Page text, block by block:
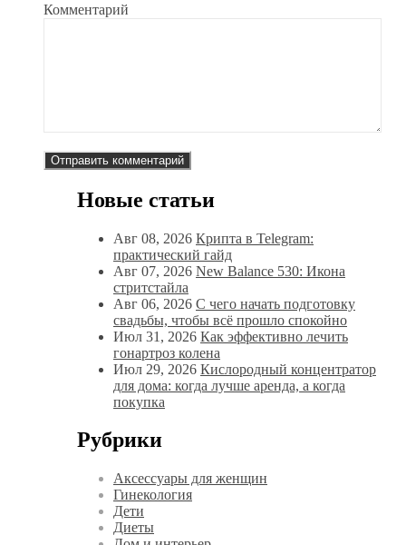
Комментарий
Новые статьи
Авг 08, 2026 Крипта в Telegram:
практический гайд
Авг 07, 2026 New Balance 530: Икона
стритстайла
Авг 06, 2026 С чего начать подготовку
свадьбы, чтобы всё прошло спокойно
Июл 31, 2026 Как эффективно лечить
гонартроз колена
Июл 29, 2026 Кислородный концентратор
для дома: когда лучше аренда, а когда
покупка
Рубрики
Аксессуары для женщин
Гинекология
Дети
Диеты